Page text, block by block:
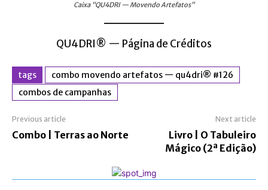
Caixa “QU4DRI — Movendo Artefatos”
QU4DRI® — Página de Créditos
tags
combo movendo artefatos — qu4dri® #126
combos de campanhas
Previous article
Combo | Terras ao Norte
Next article
Livro | O Tabuleiro
Mágico (2ª Edição)